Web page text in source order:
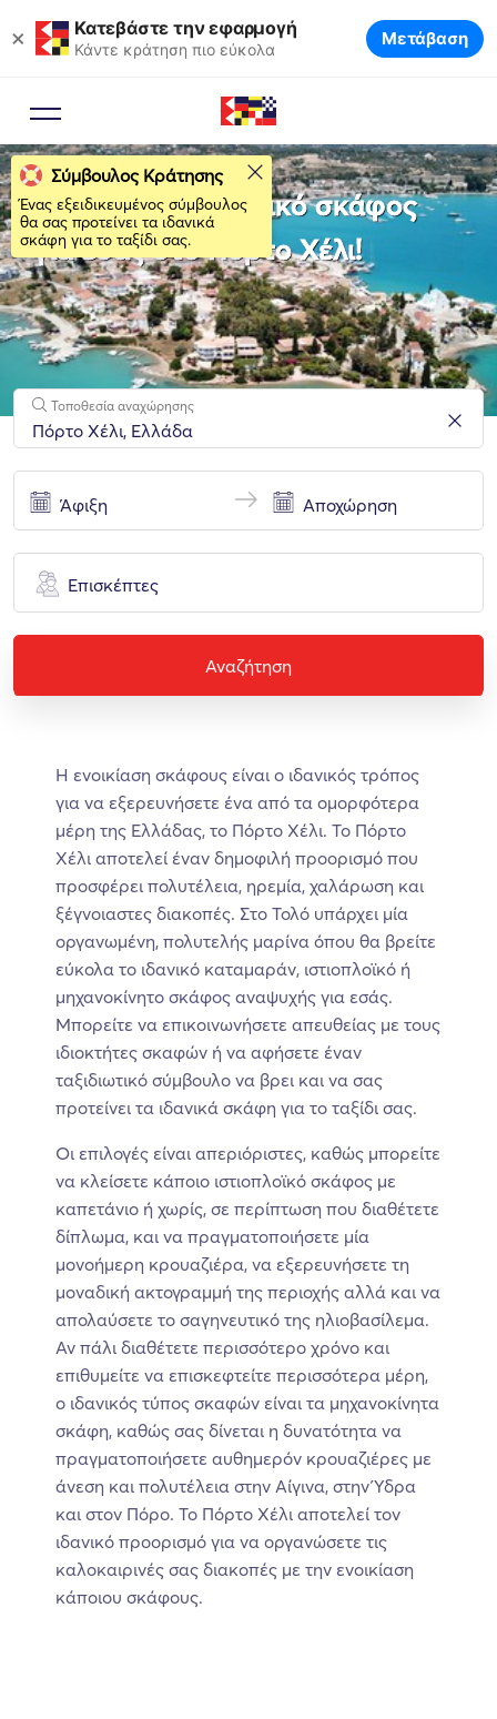
× Κατεβάστε την εφαρμογή
Κάντε κράτηση πιο εύκολα Μετάβαση
Νοικιάστε το ιδανικό σκάφος
για εσάς στο Πόρτο Χέλι!
Τοποθεσία αναχώρησης
Επισκέπτες
Αναζήτηση
Η ενοικίαση σκάφους είναι ο ιδανικός τρόπος
για να εξερευνήσετε ένα από τα ομορφότερα
μέρη της Ελλάδας, το Πόρτο Χέλι. Το Πόρτο
Χέλι αποτελεί έναν δημοφιλή προορισμό που
προσφέρει πολυτέλεια, ηρεμία, χαλάρωση και
ξέγνοιαστες διακοπές. Στο Τολό υπάρχει μία
οργανωμένη, πολυτελής μαρίνα όπου θα βρείτε
εύκολα το ιδανικό καταμαράν, ιστιοπλοϊκό ή
μηχανοκίνητο σκάφος αναψυχής για εσάς.
Μπορείτε να επικοινωνήσετε απευθείας με τους
ιδιοκτήτες σκαφών ή να αφήσετε έναν
ταξιδιωτικό σύμβουλο να βρει και να σας
προτείνει τα ιδανικά σκάφη για το ταξίδι σας.
Οι επιλογές είναι απεριόριστες, καθώς μπορείτε
να κλείσετε κάποιο ιστιοπλοϊκό σκάφος με
καπετάνιο ή χωρίς, σε περίπτωση που διαθέτετε
δίπλωμα, και να πραγματοποιήσετε μία
μονοήμερη κρουαζιέρα, να εξερευνήσετε τη
μοναδική ακτογραμμή της περιοχής αλλά και να
απολαύσετε το σαγηνευτικό της ηλιοβασίλεμα.
Αν πάλι διαθέτετε περισσότερο χρόνο και
επιθυμείτε να επισκεφτείτε περισσότερα μέρη,
ο ιδανικός τύπος σκαφών είναι τα μηχανοκίνητα
σκάφη, καθώς σας δίνεται η δυνατότητα να
πραγματοποιήσετε αυθημερόν κρουαζιέρες με
άνεση και πολυτέλεια στην Αίγινα, στην Ύδρα
και στον Πόρο. Το Πόρτο Χέλι αποτελεί τον
ιδανικό προορισμό για να οργανώσετε τις
καλοκαιρινές σας διακοπές με την ενοικίαση
κάποιου σκάφους.
Σύμβουλος Κράτησης
Ένας εξειδικευμένος σύμβουλος
θα σας προτείνει τα ιδανικά
σκάφη για το ταξίδι σας.